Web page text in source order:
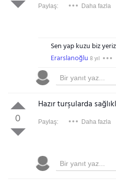
Paylaş: Daha fazla
Sen yap kuzu biz
Erarslanoğlu 8 yıl
0
Hazır turşularda
Paylaş: Daha fazla